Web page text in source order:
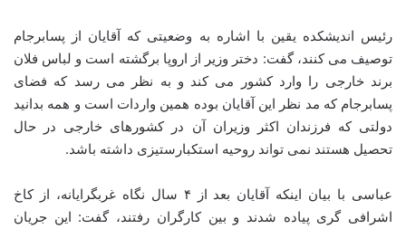
رئیس اندیشکده یقین با اشاره به وضعیتی که آقایان از پسابرجام
توصیف می کنند، گفت: دختر وزیر از اروپا برگشته است و لباس فلان
برند خارجی را وارد کشور می کند و به نظر می رسد که فضای
پسابرجام که مد نظر این آقایان بوده همین واردات است و همه بدانید
دولتی که فرزندان اکثر وزیران آن در کشورهای خارجی در حال
تحصیل هستند نمی تواند روحیه استکبارستیزی داشته باشد.
عباسی با بیان اینکه آقایان بعد از ۴ سال نگاه غربگرایانه، از کاخ
اشرافی گری پیاده شدند و بین کارگران رفتند، گفت: این جریان